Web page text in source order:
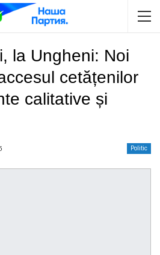
la Ungheni: Noi
cetățenilor
calitative și
Politic